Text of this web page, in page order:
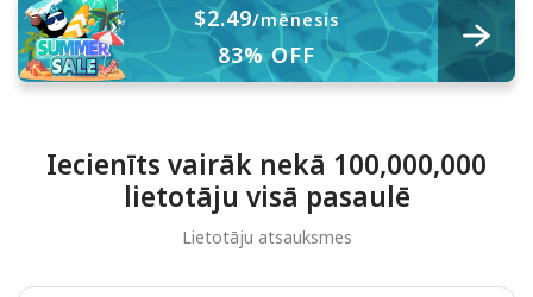
$2.49/mēnesis
83% OFF
Iecienīts vairāk nekā 100,000,000
lietotāju visā pasaulē
Lietotāju atsauksmes